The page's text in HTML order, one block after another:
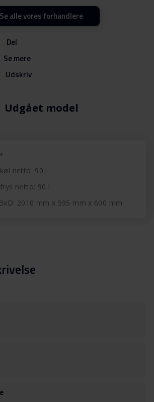
Udgået model
Del
Se mere
Udskriv
Se alle vores forhandlere
netto: 90 l
netto: 90 l
2010 mm x 595 mm x 600 mm